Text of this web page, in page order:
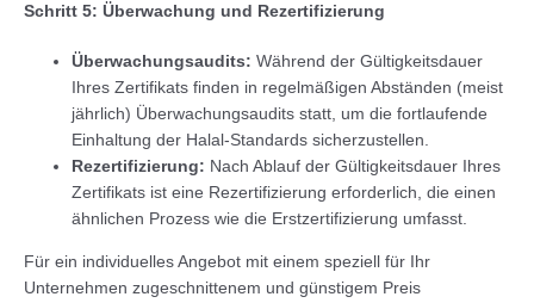
Schritt 5: Überwachung und Rezertifizierung
Überwachungsaudits: Während der Gültigkeitsdauer
Ihres Zertifikats finden in regelmäßigen Abständen (meist
jährlich) Überwachungsaudits statt, um die fortlaufende
Einhaltung der Halal-Standards sicherzustellen.
Rezertifizierung: Nach Ablauf der Gültigkeitsdauer Ihres
Zertifikats ist eine Rezertifizierung erforderlich, die einen
ähnlichen Prozess wie die Erstzertifizierung umfasst.
Für ein individuelles Angebot mit einem speziell für Ihr
Unternehmen zugeschnittenem und günstigem Preis